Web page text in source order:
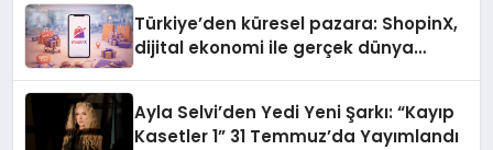
Türkiye’den küresel pazara: ShopinX,
dijital ekonomi ile gerçek dünya
Ayla Selvi’den Yedi Yeni Şarkı: “Kayıp
Kasetler 1” 31 Temmuz’da Yayımlandı